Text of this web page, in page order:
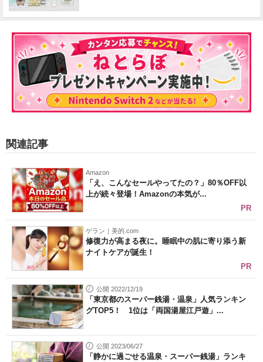
関連記事
Amazon
「え、こんなセールやってたの？」80％OFF以
上が続々登場！Amazonの本気が...
PR
ゲラン｜美的.com
修復力が高まる夜に。睡眠中の肌に寄り添う新
ナイトケアが誕生！
PR
公開 2022/12/19
「東京都のスーパー銭湯・温泉」人気ランキン
グTOP5！ 1位は「両国湯屋江戸遊」...
公開 2023/06/27
「静かに過ごせる温泉・スーパー銭湯」ランキ